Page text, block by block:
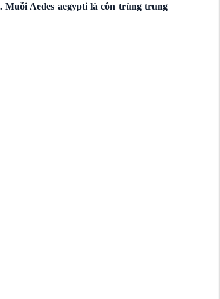
Aedes aegypti là côn trùng trung